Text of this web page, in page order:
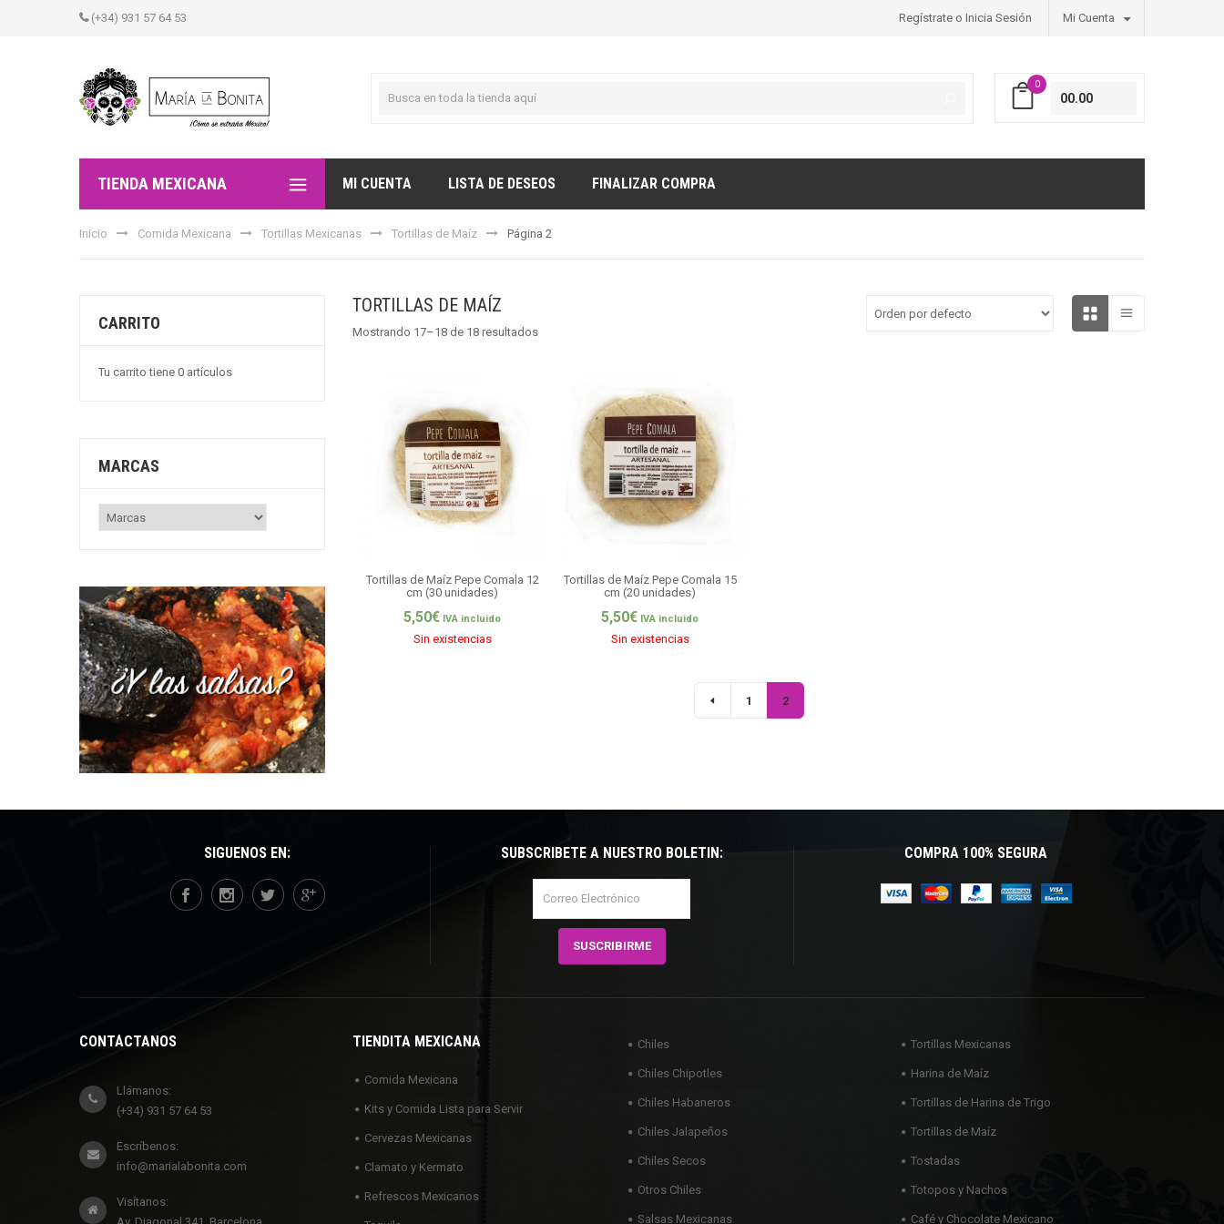
(+34) 931 57 64 53 Regístrate o Inicia Sesión Mi Cuenta
0
00.00
TIENDA MEXICANA MI CUENTA LISTA DE DESEOS FINALIZAR COMPRA
Inicio Comida Mexicana Tortillas Mexicanas Tortillas de Maíz Página 2
CARRITO
Tu carrito tiene 0 artículos
MARCAS
TORTILLAS DE MAÍZ
Mostrando 17–18 de 18 resultados
Tortillas de Maíz Pepe Comala 12
cm (30 unidades)
5,50€ IVA incluido
Sin existencias
Tortillas de Maíz Pepe Comala 15
cm (20 unidades)
5,50€ IVA incluido
Sin existencias
1 2
SÍGUENOS EN: SUBSCRÍBETE A NUESTRO BOLETÍN: COMPRA 100% SEGURA
CONTÁCTANOS
Llámanos:
(+34) 931 57 64 53
Escríbenos:
info@marialabonita.com
Visítanos:
TIENDITA MEXICANA
Comida Mexicana
Kits y Comida Lista para Servir
Cervezas Mexicanas
Clamato y Kermato
Refrescos Mexicanos
Chiles
Chiles Chipotles
Chiles Habaneros
Chiles Jalapeños
Chiles Secos
Otros Chiles
Salsas Mexicanas
Tortillas Mexicanas
Harina de Maíz
Tortillas de Harina de Trigo
Tortillas de Maíz
Tostadas
Totopos y Nachos
Café y Chocolate Mexicano